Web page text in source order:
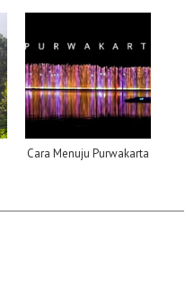
Cara Menuju Purwakarta